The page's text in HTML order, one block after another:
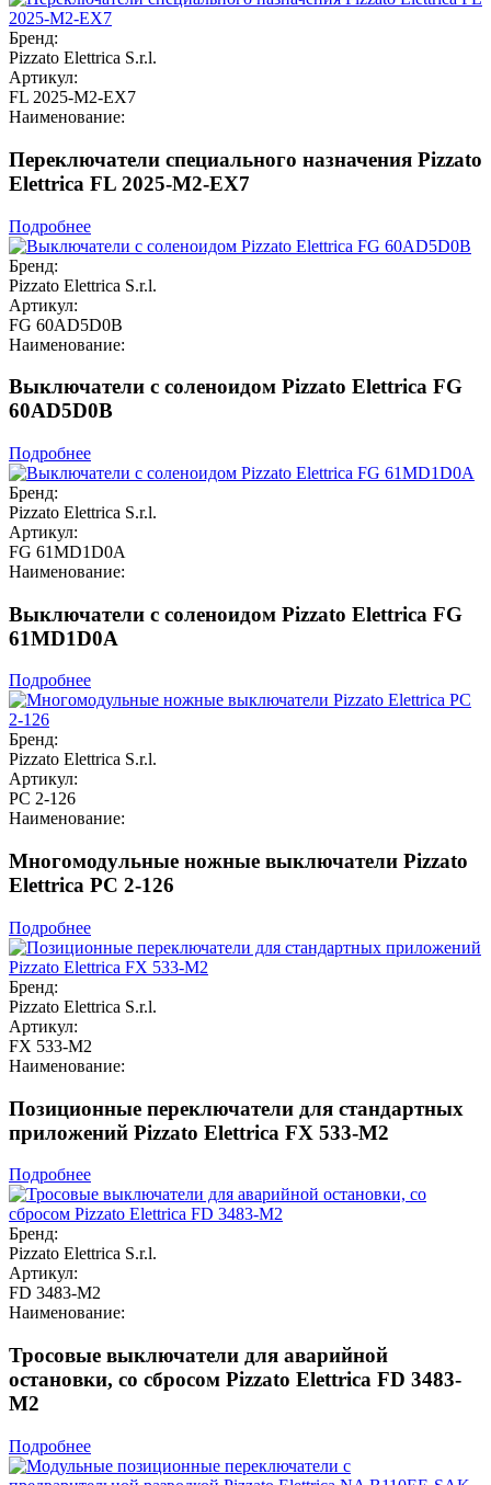
Бренд:
Pizzato Elettrica S.r.l.
Артикул:
FL 2025-M2-EX7
Наименование:
Переключатели специального назначения Pizzato
Elettrica FL 2025-M2-EX7
Подробнее
Бренд:
Pizzato Elettrica S.r.l.
Артикул:
FG 60AD5D0B
Наименование:
Выключатели с соленоидом Pizzato Elettrica FG
60AD5D0B
Подробнее
Бренд:
Pizzato Elettrica S.r.l.
Артикул:
FG 61MD1D0A
Наименование:
Выключатели с соленоидом Pizzato Elettrica FG
61MD1D0A
Подробнее
Бренд:
Pizzato Elettrica S.r.l.
Артикул:
PC 2-126
Наименование:
Многомодульные ножные выключатели Pizzato
Elettrica PC 2-126
Подробнее
Бренд:
Pizzato Elettrica S.r.l.
Артикул:
FX 533-M2
Наименование:
Позиционные переключатели для стандартных
приложений Pizzato Elettrica FX 533-M2
Подробнее
Бренд:
Pizzato Elettrica S.r.l.
Артикул:
FD 3483-M2
Наименование:
Тросовые выключатели для аварийной
остановки, со сбросом Pizzato Elettrica FD 3483-
M2
Подробнее